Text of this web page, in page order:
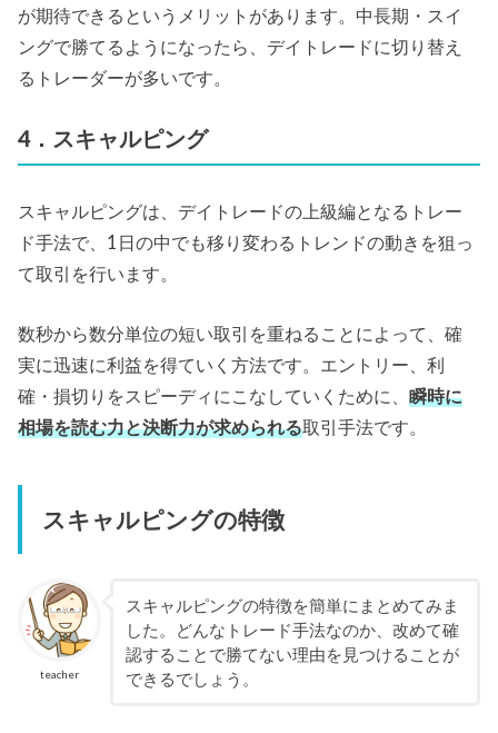
が期待できるというメリットがあります。中長期・スイ
ングで勝てるようになったら、デイトレードに切り替え
るトレーダーが多いです。
4．スキャルピング
スキャルピングは、デイトレードの上級編となるトレー
ド手法で、1日の中でも移り変わるトレンドの動きを狙っ
て取引を行います。
数秒から数分単位の短い取引を重ねることによって、確
実に迅速に利益を得ていく方法です。エントリー、利
確・損切りをスピーディにこなしていくために、瞬時に
相場を読む力と決断力が求められる取引手法です。
スキャルピングの特徴
teacher
スキャルピングの特徴を簡単にまとめてみま
した。どんなトレード手法なのか、改めて確
認することで勝てない理由を見つけることが
できるでしょう。